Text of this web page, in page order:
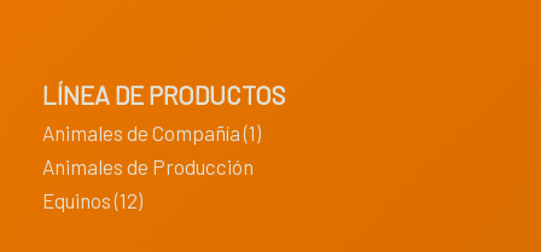
LÍNEA DE PRODUCTOS
Animales de Compañía (1)
Animales de Producción
Equinos (12)